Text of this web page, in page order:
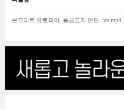
콘크리트 유토피아_등급고지 본편_5m.mp4